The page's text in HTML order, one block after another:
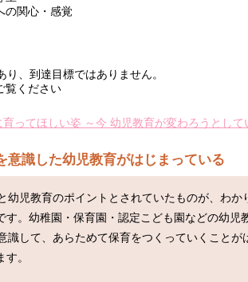
の関心・感覚
、到達目標ではありません。
覧ください
ってほしい姿 ～今 幼児教育が変わろうとして
意識した幼児教育がはじまっている
幼児教育のポイントとされていたものが、わか
す。幼稚園・保育園・認定こども園などの幼児
識して、あらためて保育をつくっていくことが
。